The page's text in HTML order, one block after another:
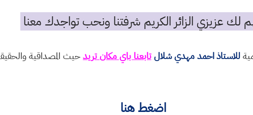
لك عزيزي الزائر الكريم شرفتنا ونحب تواجدك معنا
للاستاذ احمد مهدي شلالتابعنا باي مكان تريدحيث المصداقية
اضغط هنا